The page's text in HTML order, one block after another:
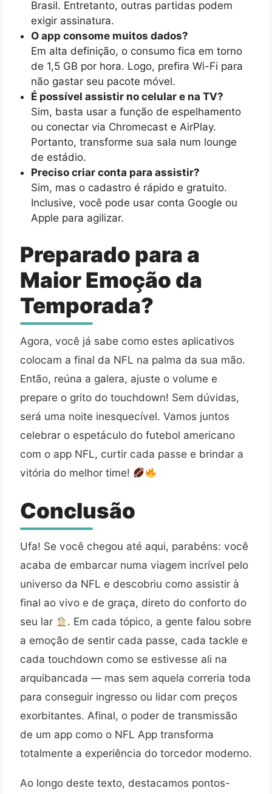
Brasil. Entretanto, outras partidas podem
exigir assinatura.
O app consome muitos dados?
Em alta definição, o consumo fica em torno
de 1,5 GB por hora. Logo, prefira Wi-Fi para
não gastar seu pacote móvel.
É possível assistir no celular e na TV?
Sim, basta usar a função de espelhamento
ou conectar via Chromecast e AirPlay.
Portanto, transforme sua sala num lounge
de estádio.
Preciso criar conta para assistir?
Sim, mas o cadastro é rápido e gratuito.
Inclusive, você pode usar conta Google ou
Apple para agilizar.
Preparado para a
Maior Emoção da
Temporada?
Agora, você já sabe como estes aplicativos
colocam a final da NFL na palma da sua mão.
Então, reúna a galera, ajuste o volume e
prepare o grito do touchdown! Sem dúvidas,
será uma noite inesquecível. Vamos juntos
celebrar o espetáculo do futebol americano
com o app NFL, curtir cada passe e brindar a
vitória do melhor time!
Conclusão
Ufa! Se você chegou até aqui, parabéns: você
acaba de embarcar numa viagem incrível pelo
universo da NFL e descobriu como assistir à
final ao vivo e de graça, direto do conforto do
seu lar
. Em cada tópico, a gente falou sobre
a emoção de sentir cada passe, cada tackle e
cada touchdown como se estivesse ali na
arquibancada — mas sem aquela correria toda
para conseguir ingresso ou lidar com preços
exorbitantes. Afinal, o poder de transmissão
de um app como o NFL App transforma
totalmente a experiência do torcedor moderno.
Ao longo deste texto, destacamos pontos-